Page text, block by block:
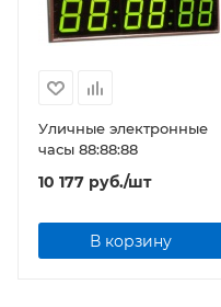
Уличные электронные
часы 88:88:88
10 177 руб./шт
В корзину